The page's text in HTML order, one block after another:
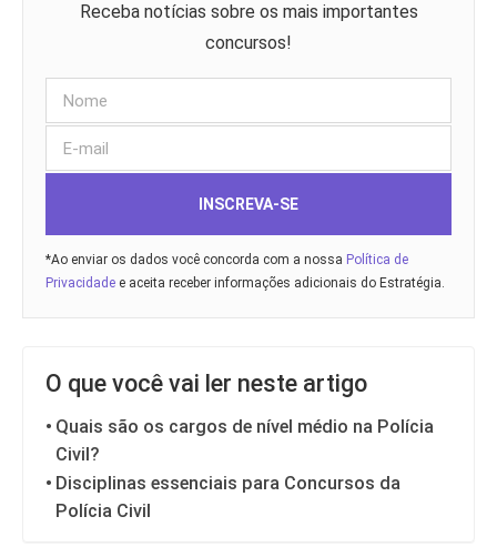
Receba notícias sobre os mais importantes
concursos!
INSCREVA-SE
*Ao enviar os dados você concorda com a nossa Política de
Privacidade e aceita receber informações adicionais do Estratégia.
O que você vai ler neste artigo
Quais são os cargos de nível médio na Polícia
Civil?
Disciplinas essenciais para Concursos da
Polícia Civil